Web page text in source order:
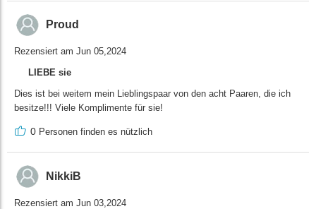
Proud
Rezensiert am Jun 05,2024
LIEBE sie
Dies ist bei weitem mein Lieblingspaar von den acht Paaren, die ich
besitze!!! Viele Komplimente für sie!
0 Personen finden es nützlich
NikkiB
Rezensiert am Jun 03,2024